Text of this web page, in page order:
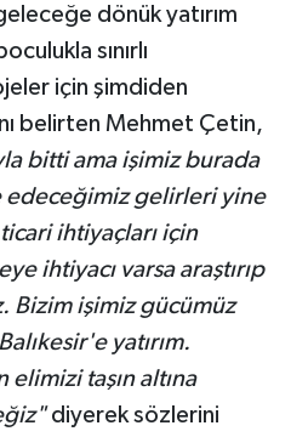
dönük yatırım
sınırlı
için şimdiden
belirten Mehmet Çetin,
bitti ama işimiz burada
edeceğimiz gelirleri yine
ihtiyaçları için
ihtiyacı varsa araştırıp
Bizim işimiz gücümüz
yatırım.
taşın altına
diyerek sözlerini